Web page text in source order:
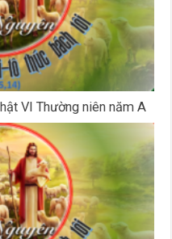
VI Thường niên năm A